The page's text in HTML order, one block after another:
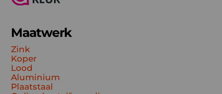
Maatwerk
Zink
Koper
Lood
Aluminium
Plaatstaal